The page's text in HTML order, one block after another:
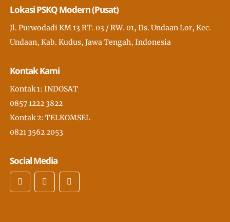
Lokasi PSKQ Modern (Pusat)
Jl. Purwodadi KM 13 RT. 03 / RW. 01, Ds. Undaan Lor, Kec.
Undaan, Kab. Kudus, Jawa Tengah, Indonesia
Kontak Kami
Kontak 1: INDOSAT
0857 1222 3822
Kontak 2: TELKOMSEL
0821 3562 2053
Social Media